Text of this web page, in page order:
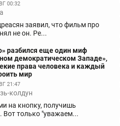
00:32
заявил, что фильм про
не он. Ре...
разбился еще один миф
демократическом Западе»,
права человека и каждый
мир
21:47
колдун
на кнопку, получишь
Вот только "уважаем...